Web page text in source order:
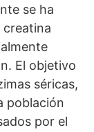
se ha
creatina
El objetivo
séricas,
población
por el